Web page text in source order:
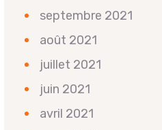
septembre 2021
août 2021
juillet 2021
juin 2021
avril 2021